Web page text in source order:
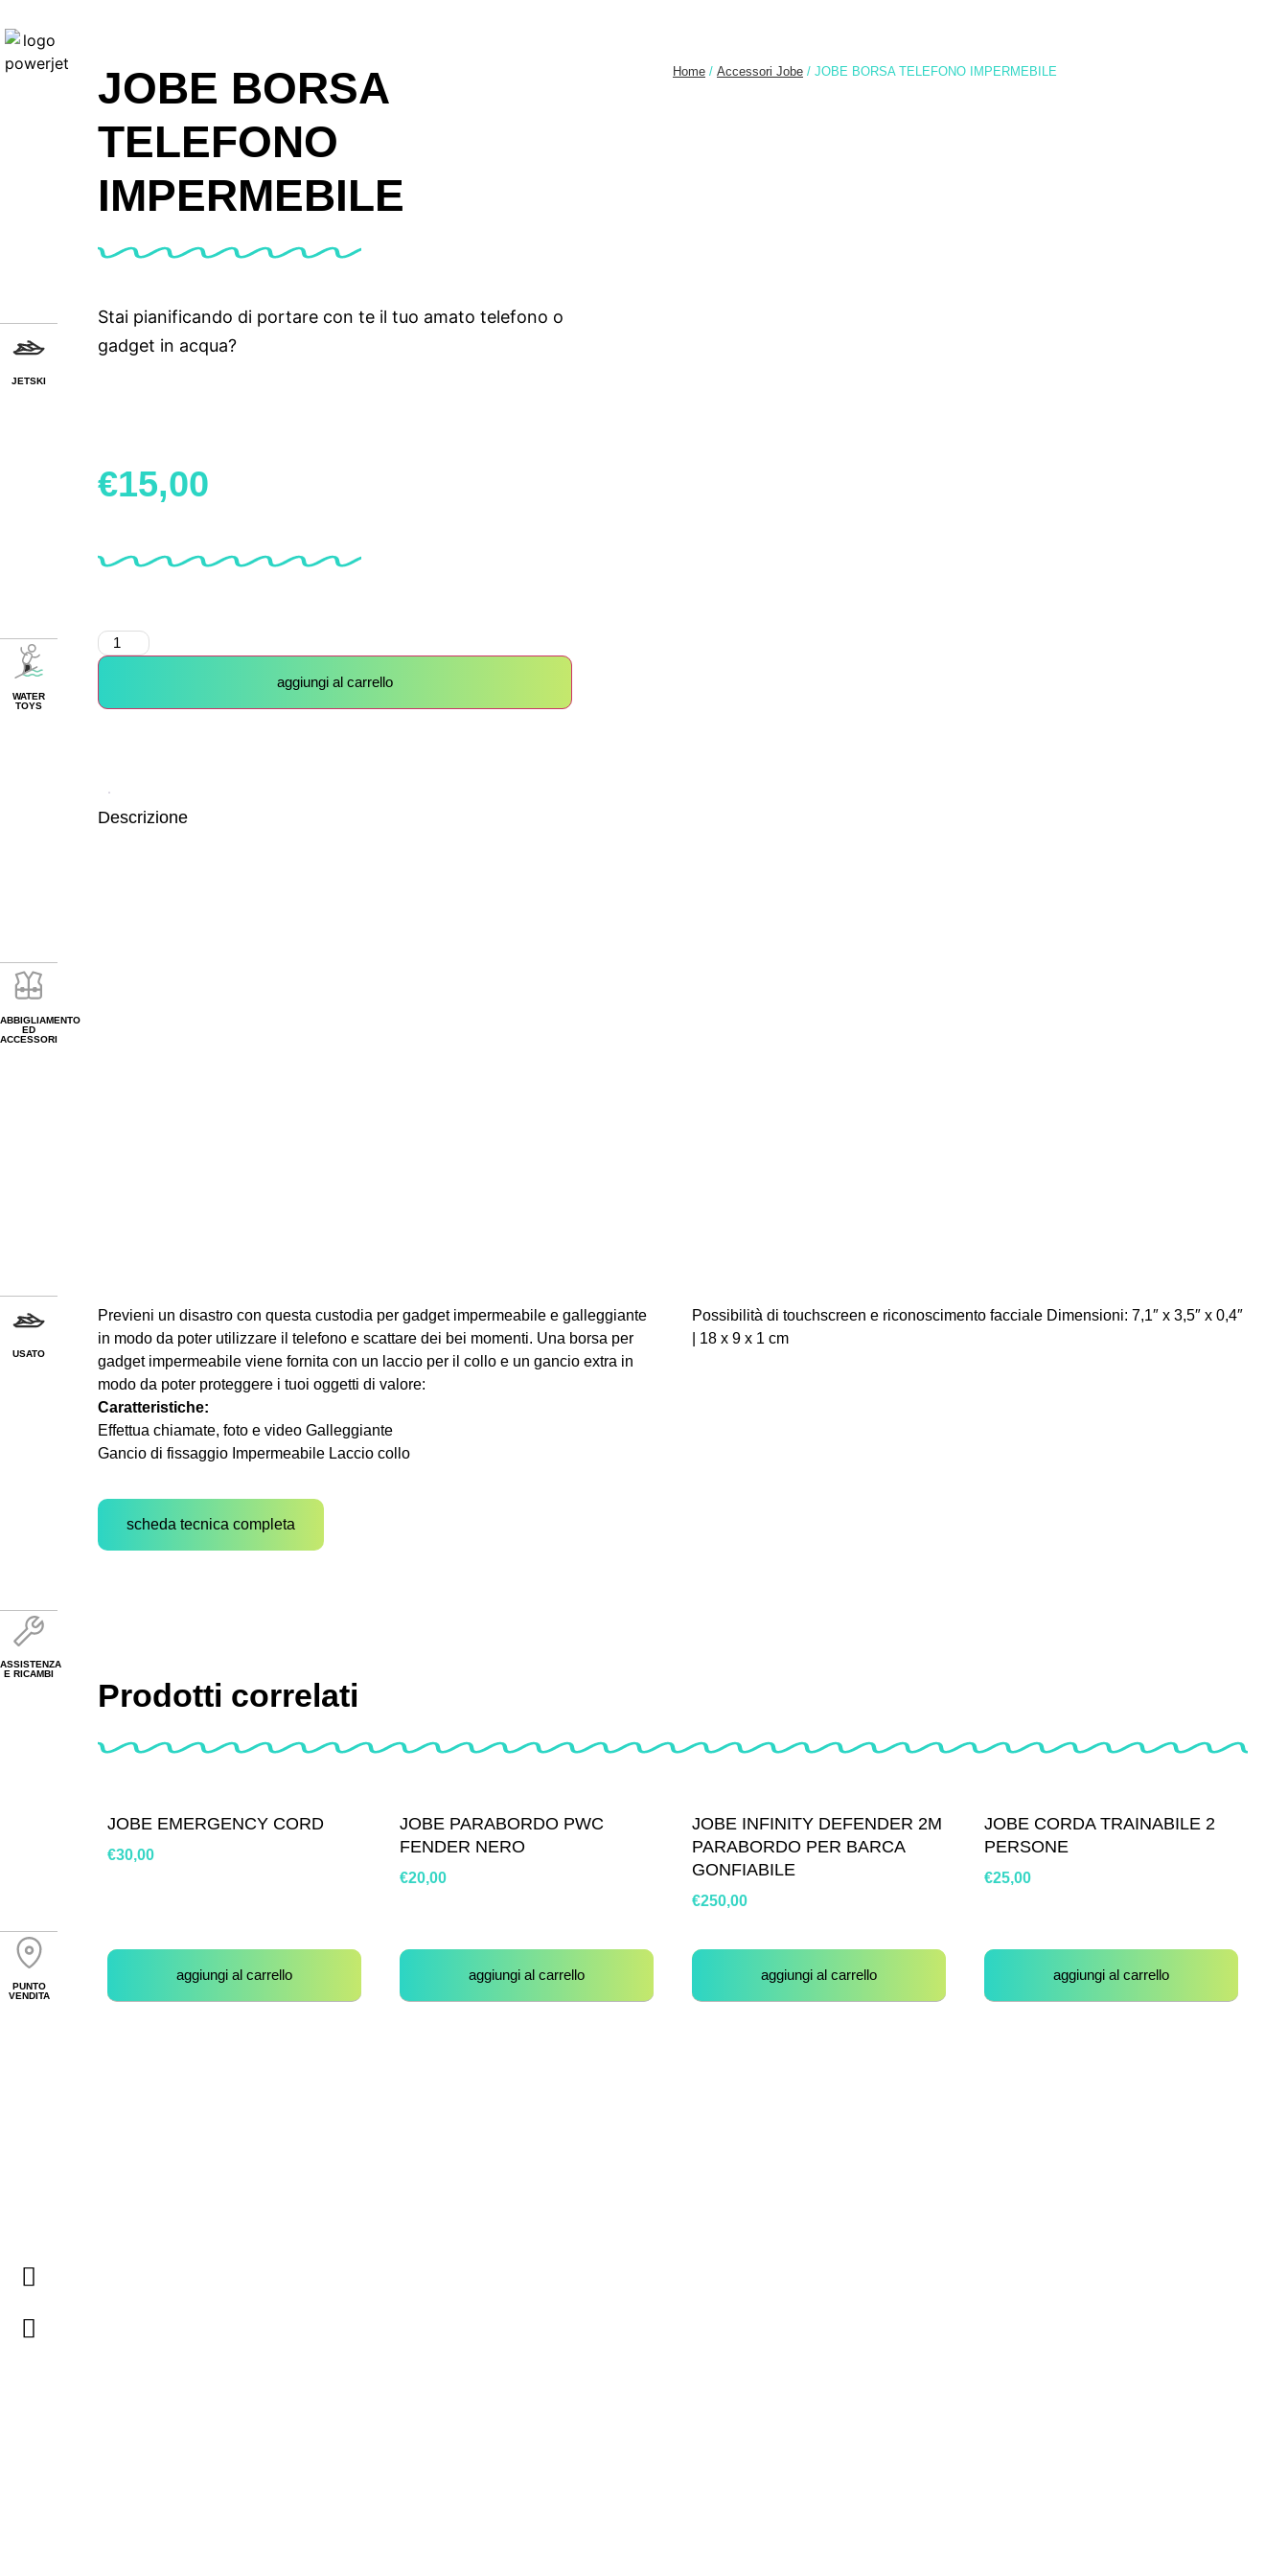
JETSKI
WATER
TOYS
ABBIGLIAMENTO
ED
ACCESSORI
USATO
ASSISTENZA
E RICAMBI
PUNTO
VENDITA
JOBE BORSA
TELEFONO
IMPERMEBILE
Stai pianificando di portare con te il tuo amato telefono o
gadget in acqua?
€15,00
aggiungi al carrello
Home / Accessori Jobe / JOBE BORSA TELEFONO IMPERMEBILE
Descrizione
Previeni un disastro con questa custodia per gadget impermeabile e galleggiante
in modo da poter utilizzare il telefono e scattare dei bei momenti. Una borsa per
gadget impermeabile viene fornita con un laccio per il collo e un gancio extra in
modo da poter proteggere i tuoi oggetti di valore:
Caratteristiche:
Effettua chiamate, foto e video Galleggiante
Gancio di fissaggio Impermeabile Laccio collo
Possibilità di touchscreen e riconoscimento facciale Dimensioni: 7,1″ x 3,5″ x 0,4″
| 18 x 9 x 1 cm
scheda tecnica completa
Prodotti correlati
JOBE EMERGENCY CORD
€30,00
aggiungi al carrello
JOBE PARABORDO PWC
FENDER NERO
€20,00
aggiungi al carrello
JOBE INFINITY DEFENDER 2M
PARABORDO PER BARCA
GONFIABILE
€250,00
aggiungi al carrello
JOBE CORDA TRAINABILE 2
PERSONE
€25,00
aggiungi al carrello